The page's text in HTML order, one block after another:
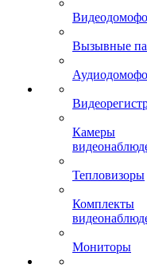
Вызывные
Камеры
Тепловизоры
Комплекты
Мониторы